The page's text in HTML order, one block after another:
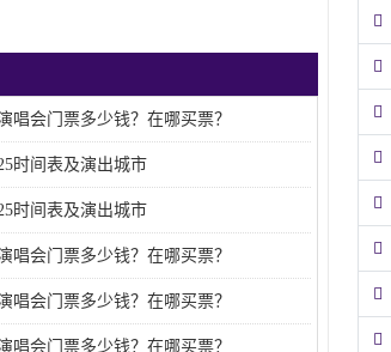
唱会门票多少钱？在哪买票？
时间表及演出城市
时间表及演出城市
唱会门票多少钱？在哪买票？
唱会门票多少钱？在哪买票？
唱会门票多少钱？在哪买票？